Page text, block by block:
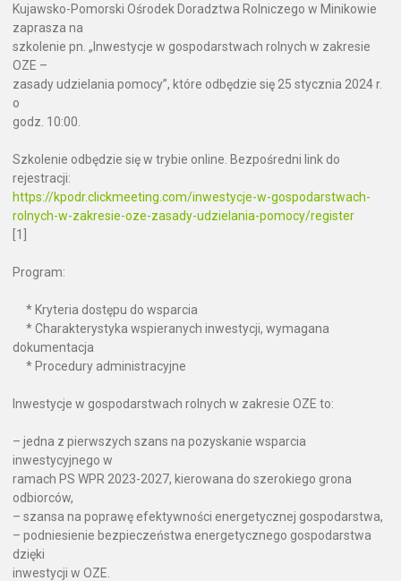
Kujawsko-Pomorski Ośrodek Doradztwa Rolniczego w Minikowie
zaprasza na
szkolenie pn. „Inwestycje w gospodarstwach rolnych w zakresie
OZE –
zasady udzielania pomocy”, które odbędzie się 25 stycznia 2024 r.
o
godz. 10:00.
Szkolenie odbędzie się w trybie online. Bezpośredni link do
rejestracji:
https://kpodr.clickmeeting.com/inwestycje-w-gospodarstwach-
rolnych-w-zakresie-oze-zasady-udzielania-pomocy/register
[1]
Program:
* Kryteria dostępu do wsparcia
* Charakterystyka wspieranych inwestycji, wymagana
dokumentacja
* Procedury administracyjne
Inwestycje w gospodarstwach rolnych w zakresie OZE to:
– jedna z pierwszych szans na pozyskanie wsparcia
inwestycyjnego w
ramach PS WPR 2023-2027, kierowana do szerokiego grona
odbiorców,
– szansa na poprawę efektywności energetycznej gospodarstwa,
– podniesienie bezpieczeństwa energetycznego gospodarstwa
dzięki
inwestycji w OZE.